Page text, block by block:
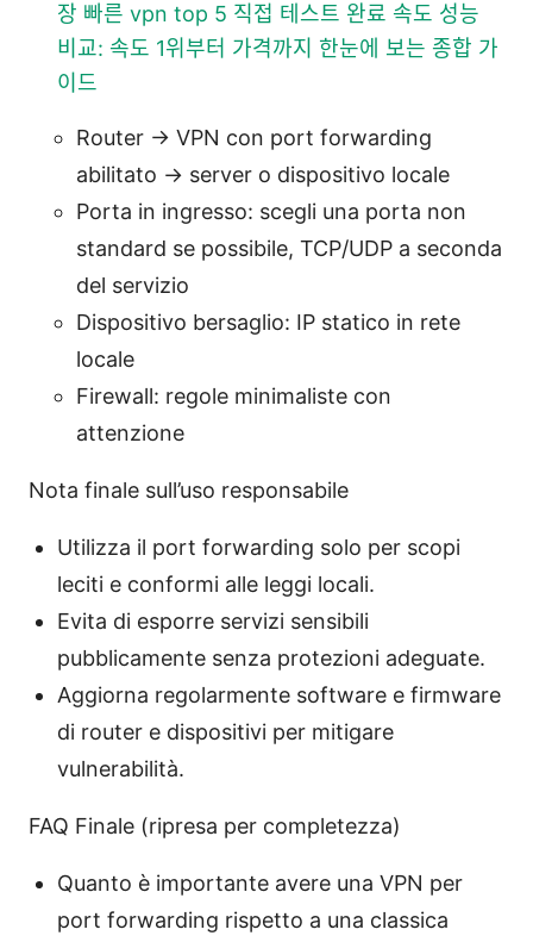
장 빠른 vpn top 5 직접 테스트 완료 속도 성능
비교: 속도 1위부터 가격까지 한눈에 보는 종합 가
이드
Router → VPN con port forwarding
abilitato → server o dispositivo locale
Porta in ingresso: scegli una porta non
standard se possibile, TCP/UDP a seconda
del servizio
Dispositivo bersaglio: IP statico in rete
locale
Firewall: regole minimaliste con
attenzione
Nota finale sull’uso responsabile
Utilizza il port forwarding solo per scopi
leciti e conformi alle leggi locali.
Evita di esporre servizi sensibili
pubblicamente senza protezioni adeguate.
Aggiorna regolarmente software e firmware
di router e dispositivi per mitigare
vulnerabilità.
FAQ Finale (ripresa per completezza)
Quanto è importante avere una VPN per
port forwarding rispetto a una classica